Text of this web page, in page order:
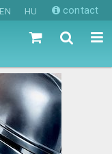
EN HU contact